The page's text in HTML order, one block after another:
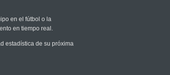
en el fútbol o la
en tiempo real.
estadística de su próxima